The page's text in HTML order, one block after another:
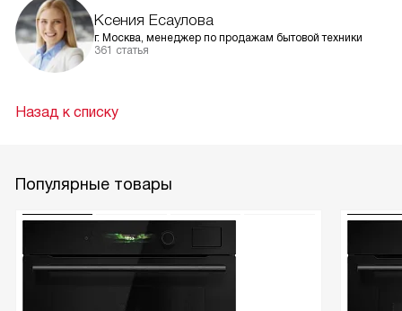
Ксения Есаулова
г. Москва, менеджер по продажам бытовой техники
361 статья
Назад к списку
Популярные товары